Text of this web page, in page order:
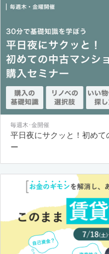
毎週木･金開催
平日夜にサクッと！初め
ー